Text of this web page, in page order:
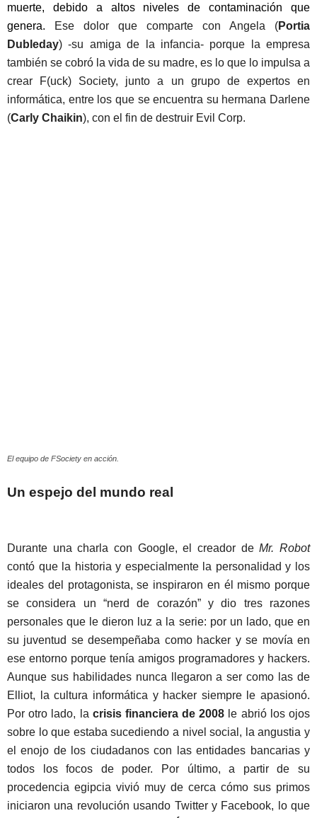
muerte, debido a altos niveles de contaminación que
genera. Ese dolor que comparte con Angela (Portia
Dubleday) -su amiga de la infancia- porque la empresa
también se cobró la vida de su madre, es lo que lo impulsa a
crear F(uck) Society, junto a un grupo de expertos en
informática, entre los que se encuentra su hermana Darlene
(Carly Chaikin), con el fin de destruir Evil Corp.
El equipo de FSociety en acción.
Un espejo del mundo real
Durante una charla con Google, el creador deMr. Robot
contó que la historia y especialmente la personalidad y los
ideales del protagonista, se inspiraron en él mismo porque
se considera un “nerd de corazón” y dio tres razones
personales que le dieron luz a la serie: por un lado, que en
su juventud se desempeñaba como hacker y se movía en
ese entorno porque tenía amigos programadores y hackers.
Aunque sus habilidades nunca llegaron a ser como las de
Elliot, la cultura informática y hacker siempre le apasionó.
Por otro lado, la crisis financiera de 2008 le abrió los ojos
sobre lo que estaba sucediendo a nivel social, la angustia y
el enojo de los ciudadanos con las entidades bancarias y
todos los focos de poder. Por último, a partir de su
procedencia egipcia vivió muy de cerca cómo sus primos
iniciaron una revolución usando Twitter y Facebook, lo que